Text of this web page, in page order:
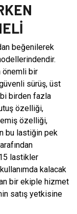
beğenilerek
önemli bir
sürüş, üst
birden fazla
özelliği,
özelliği,
bu lastiğin pek
lastikler
kalacak
bir ekiple hizmet
satış yetkisine